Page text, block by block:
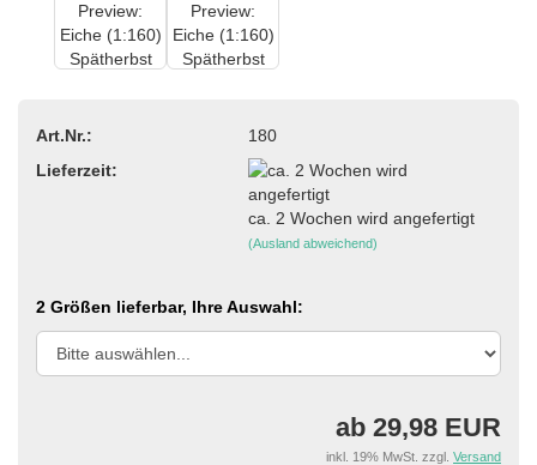
Art.Nr.:
180
Lieferzeit:
ca. 2 Wochen wird angefertigt
(Ausland abweichend)
2 Größen lieferbar, Ihre Auswahl:
ab 29,98 EUR
inkl. 19% MwSt. zzgl. Versand